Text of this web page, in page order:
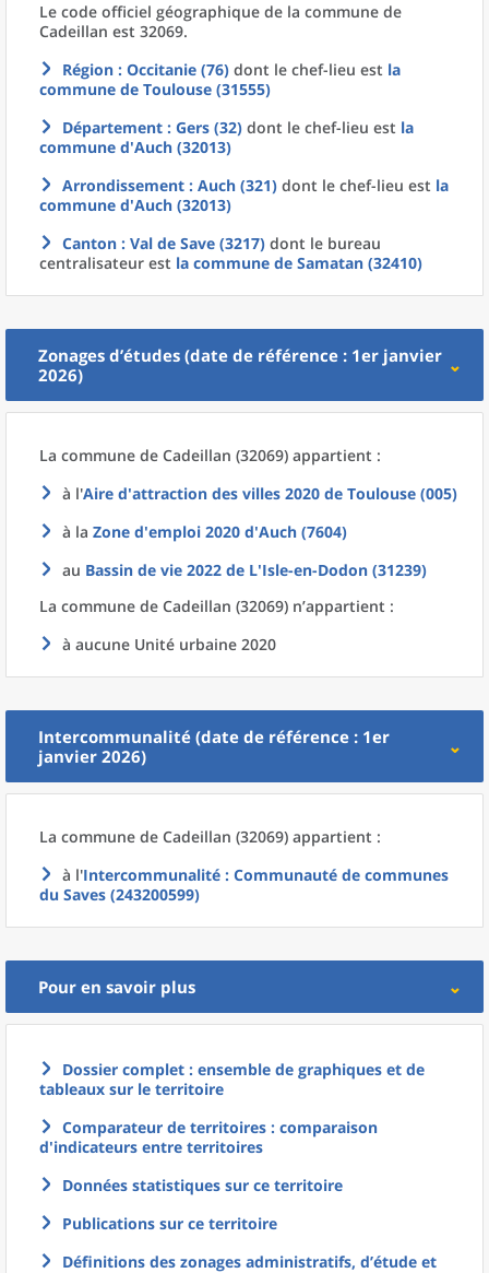
Le code officiel géographique de la commune de
Cadeillan est 32069.
Région : Occitanie (76) dont le chef-lieu est la
commune de Toulouse (31555)
Département : Gers (32) dont le chef-lieu est la
commune d'Auch (32013)
Arrondissement : Auch (321) dont le chef-lieu est la
commune d'Auch (32013)
Canton : Val de Save (3217) dont le bureau
centralisateur est la commune de Samatan (32410)
Zonages d’études (date de référence : 1er janvier
2026)
La commune de Cadeillan (32069) appartient :
à l'Aire d'attraction des villes 2020 de Toulouse (005)
à la Zone d'emploi 2020 d'Auch (7604)
au Bassin de vie 2022 de L'Isle-en-Dodon (31239)
La commune de Cadeillan (32069) n’appartient :
à aucune Unité urbaine 2020
Intercommunalité (date de référence : 1er
janvier 2026)
La commune de Cadeillan (32069) appartient :
à l'Intercommunalité : Communauté de communes
du Saves (243200599)
Pour en savoir plus
Dossier complet : ensemble de graphiques et de
tableaux sur le territoire
Comparateur de territoires : comparaison
d'indicateurs entre territoires
Données statistiques sur ce territoire
Publications sur ce territoire
Définitions des zonages administratifs, d’étude et